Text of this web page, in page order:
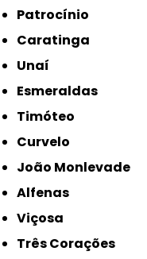
Patrocínio
Caratinga
Unaí
Esmeraldas
Timóteo
Curvelo
João Monlevade
Alfenas
Viçosa
Três Corações